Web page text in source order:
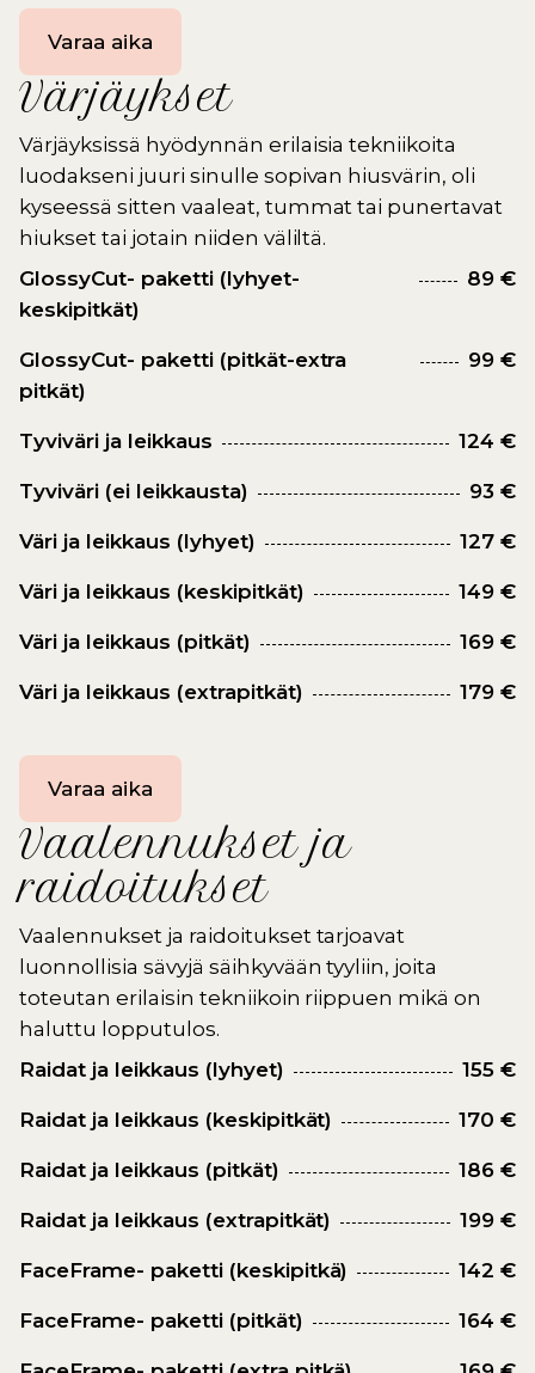
Varaa aika
Värjäykset
Värjäyksissä hyödynnän erilaisia tekniikoita
luodakseni juuri sinulle sopivan hiusvärin, oli
kyseessä sitten vaaleat, tummat tai punertavat
hiukset tai jotain niiden väliltä.
GlossyCut- paketti (lyhyet-
keskipitkät)
89 €
GlossyCut- paketti (pitkät-extra
pitkät)
99 €
Tyviväri ja leikkaus 124 €
Tyviväri (ei leikkausta) 93 €
Väri ja leikkaus (lyhyet) 127 €
Väri ja leikkaus (keskipitkät) 149 €
Väri ja leikkaus (pitkät) 169 €
Väri ja leikkaus (extrapitkät) 179 €
Varaa aika
Vaalennukset ja
raidoitukset
Vaalennukset ja raidoitukset tarjoavat
luonnollisia sävyjä säihkyvään tyyliin, joita
toteutan erilaisin tekniikoin riippuen mikä on
haluttu lopputulos.
Raidat ja leikkaus (lyhyet)
155 €
Raidat ja leikkaus (keskipitkät) 170 €
Raidat ja leikkaus (pitkät) 186 €
Raidat ja leikkaus (extrapitkät) 199 €
FaceFrame- paketti (keskipitkä) 142 €
FaceFrame- paketti (pitkät) 164 €